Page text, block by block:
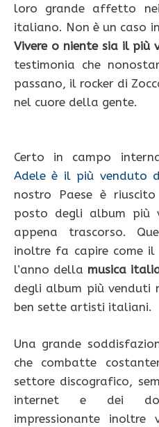
loro grande affetto
italiano. Non è un caso
Vivere o niente sia il più
testimonia che
passano, il rocker di
nel cuore della gente.
Certo in campo
Adele è il più venduto
nostro Paese è
posto degli album più
appena trascorso.
inoltre fa capire come
l’anno della musica
degli album più venduti
ben sette artisti italiani.
Una grande
che combatte
settore discografico,
internet e dei
impressionante inoltre